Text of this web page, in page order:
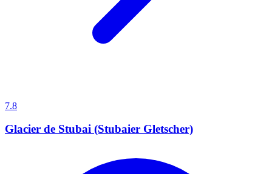
7.8
Glacier de Stubai (Stubaier Gletscher)